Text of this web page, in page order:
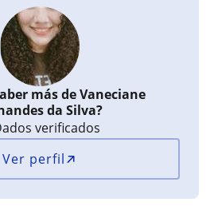
más de Vaneciane
da Silva?
verificados
Ver perfil